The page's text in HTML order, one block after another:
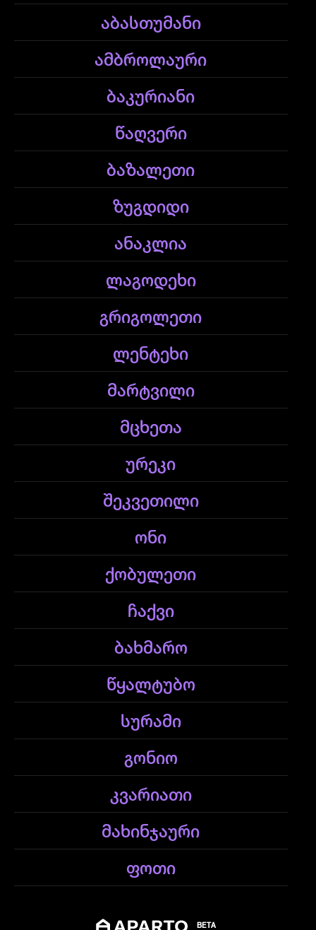
აბასთუმანი
ამბროლაური
ბაკურიანი
წაღვერი
ბაზალეთი
ზუგდიდი
ანაკლია
ლაგოდეხი
გრიგოლეთი
ლენტეხი
მარტვილი
მცხეთა
ურეკი
შეკვეთილი
ონი
ქობულეთი
ჩაქვი
ბახმარო
წყალტუბო
სურამი
გონიო
კვარიათი
მახინჯაური
ფოთი
BETA